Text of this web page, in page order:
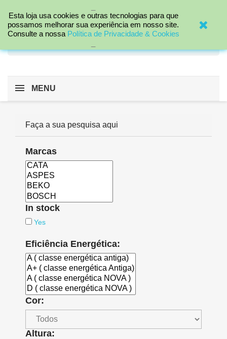

MENU
Faça a sua pesquisa aqui
Marcas
In stock
Yes
Eficiência Energética:
Cor:
Altura:
Esta loja usa cookies e outras tecnologias para que
possamos melhorar sua experiência em nosso site.
Consulte a nossa Política de Privacidade & Cookies